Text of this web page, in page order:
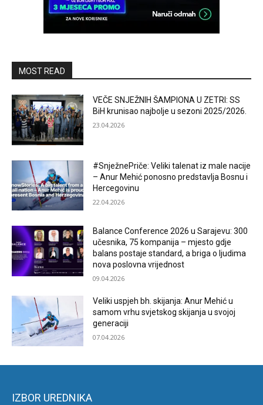
MOST READ
VEČE SNJEŽNIH ŠAMPIONA U ZETRI: SS
BiH krunisao najbolje u sezoni 2025/2026.
23.04.2026
#SnježnePriče: Veliki talenat iz male nacije
– Anur Mehić ponosno predstavlja Bosnu i
Hercegovinu
22.04.2026
Balance Conference 2026 u Sarajevu: 300
učesnika, 75 kompanija – mjesto gdje
balans postaje standard, a briga o ljudima
nova poslovna vrijednost
09.04.2026
Veliki uspjeh bh. skijanja: Anur Mehić u
samom vrhu svjetskog skijanja u svojoj
generaciji
07.04.2026
IZBOR UREDNIKA